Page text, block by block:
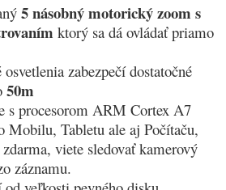
5 násobný motorický zoom s
ktorý sa dá ovládať priamo
zabezpečí dostatočné
50m
s procesorom ARM Cortex A7
Mobilu, Tabletu ale aj Počítaču,
viete sledovať kamerový
záznamu.